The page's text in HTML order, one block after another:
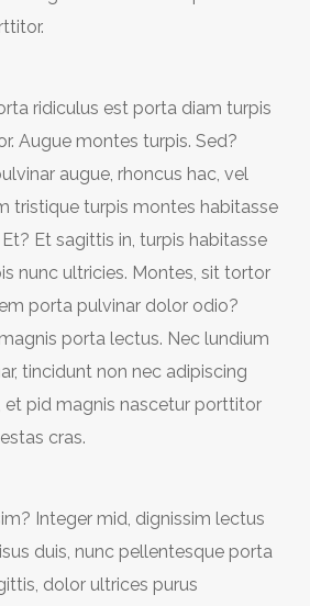
ridiculus est porta diam turpis
Augue montes turpis. Sed?
augue, rhoncus hac, vel
tristique turpis montes habitasse
Et sagittis in, turpis habitasse
nunc ultricies. Montes, sit tortor
porta pulvinar dolor odio?
porta lectus. Nec lundium
tincidunt non nec adipiscing
et pid magnis nascetur porttitor
cras.
Integer mid, dignissim lectus
duis, nunc pellentesque porta
dolor ultrices purus